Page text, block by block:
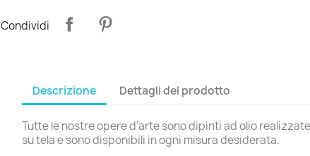
Condividi
Descrizione Dettagli del prodotto
Tutte le nostre opere d'arte sono dipinti ad olio
su tela e sono disponibili in ogni misura desiderata.